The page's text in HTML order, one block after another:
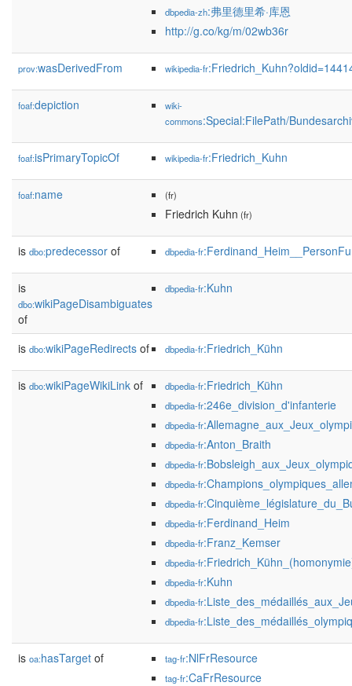
dbpedia-zh:弗里德里希·库恩
http://g.co/kg/m/02wb36r
prov:wasDerivedFrom wikipedia-fr
foaf:depiction
wiki-
commons:Special:FilePath/
foaf:isPrimaryTopicOf wikipedia-fr:Friedrich_Kuhn
foaf:name (fr)
Friedrich Kuhn (fr)
is dbo:predecessor of dbpedia-fr
is
dbo:wikiPageDisambiguates
of
dbpedia-fr:Kuhn
is dbo:wikiPageRedirects of dbpedia-fr:Friedrich_Kühn
is dbo:wikiPageWikiLink of dbpedia-fr:Friedrich_Kühn
dbpedia-fr:246e_division_d'infanterie
dbpedia-fr
dbpedia-fr:Anton_Braith
dbpedia-fr
dbpedia-fr
dbpedia-fr
dbpedia-fr:Ferdinand_Heim
dbpedia-fr:Franz_Kemser
dbpedia-fr
dbpedia-fr:Kuhn
dbpedia-fr
dbpedia-fr
is oa:hasTarget of tag-fr:NlFrResource
tag-fr:CaFrResource